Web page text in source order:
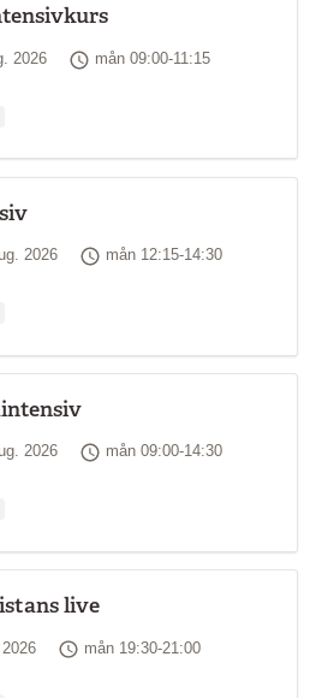
2026 Tid
mån 09:00-11:15
2026 Tid
mån 12:15-14:30
2026 Tid
mån 09:00-14:30
live
Tid
mån 19:30-21:00